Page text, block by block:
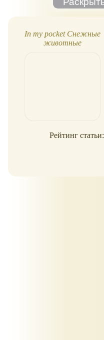
In my pocket Снежные
животные
Рейтинг статьи: